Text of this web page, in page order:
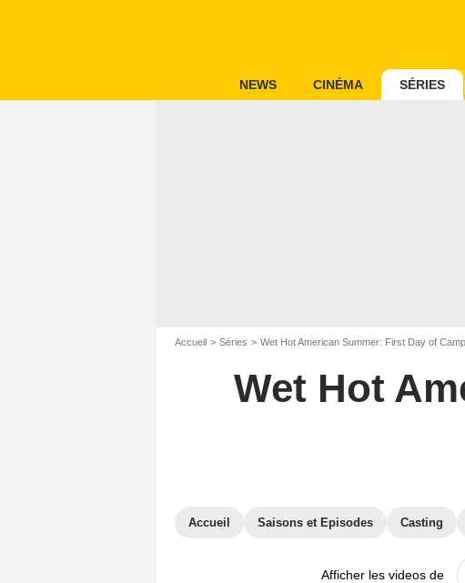
NEWS CINÉMA SÉRIES
Accueil Séries Wet Hot American Summer: First Day of Camp
Wet Hot
Accueil Saisons et Episodes Casting
Afficher les videos de